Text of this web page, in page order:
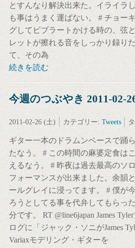
とすんなり解決出来た。イライラ
も事はうまく運ばない。 # チョー
グしてビブラートかける時の、弦
レットが擦れる音をしっかり録りた
て、その為
続きを読む
今週のつぶやき 2011-02-
2011-02-26 (土) カテゴリー: Tweets
ギター一本のドラムンベースで踊
たなう。 # この時間の麻婆定食は
えるなう。 # 昨夜は過去最高のソ
フォーマンスが出来ました。余韻
ールグレイに浸ってます。 # 僕が
ろうとしてる事を代弁してもらっ
分です。 RT @line6japan James
ログに「ジャック・ソニがJames
Variaxモデリング・ギターを